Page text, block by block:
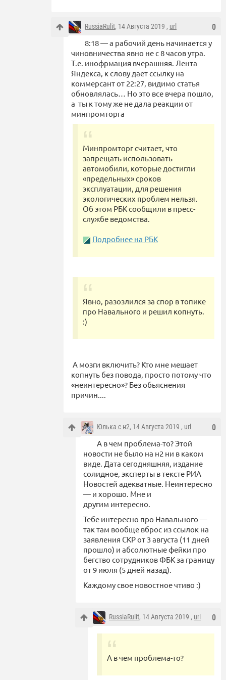
0
RussiaRulit, 14 Августа 2019 , url
8:18 — а рабочий день начинается у
чиновничества явно не с 8 часов утра.
Т.е. инофрмация вчерашняя. Лента
Яндекса, к слову дает ссылку на
коммерсант от 22:27, видимо статья
обновлялась… Но это все вчера пошло,
а ты к тому же не дала реакции от
минпромторга
Минпромторг считает, что
запрещать использовать
автомобили, которые достигли
«предельных» сроков
эксплуатации, для решения
экологических проблем нельзя.
Об этом РБК сообщили в пресс-
службе ведомства.
Подробнее на РБК
Явно, разозлился за спор в топике
про Навального и решил копнуть.
:)
А мозги включить? Кто мне мешает
копнуть без повода, просто потому что
«неинтересно»? Без обьяснения
причин....
0
Юлька с н2, 14 Августа 2019 , url
А в чем проблема-то? Этой
новости не было на н2 ни в каком
виде. Дата сегодняшняя, издание
солидное, эксперты в тексте РИА
Новостей адекватные. Неинтересно
— и хорошо. Мне и
другим интересно.
Тебе интересно про Навального —
так там вообще вброс из ссылок на
заявления СКР от 3 августа (11 дней
прошло) и абсолютные фейки про
бегство сотрудников ФБК за границу
от 9 июля (5 дней назад).
Каждому свое новостное чтиво :)
0
RussiaRulit, 14 Августа 2019 , url
А в чем проблема-то?